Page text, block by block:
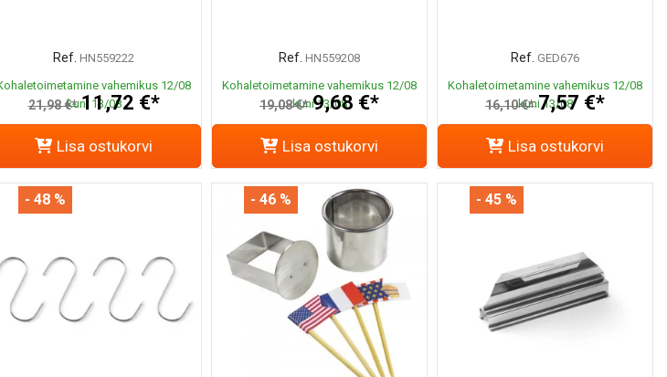
Ref. HN559222
vahemikus 12/08
kuni 13/08
21,98 €* 11,72 €*
Lisa ostukorvi
Ref. HN559208
Kohaletoimetamine vahemikus 12/08
kuni 13/08
19,08 €* 9,68 €*
Lisa ostukorvi
Ref. GED676
Kohaletoimetamine vahemikus 12/08
kuni 13/08
16,10 €* 7,57 €*
Lisa ostukorvi
- 48 % - 46 % - 45 %